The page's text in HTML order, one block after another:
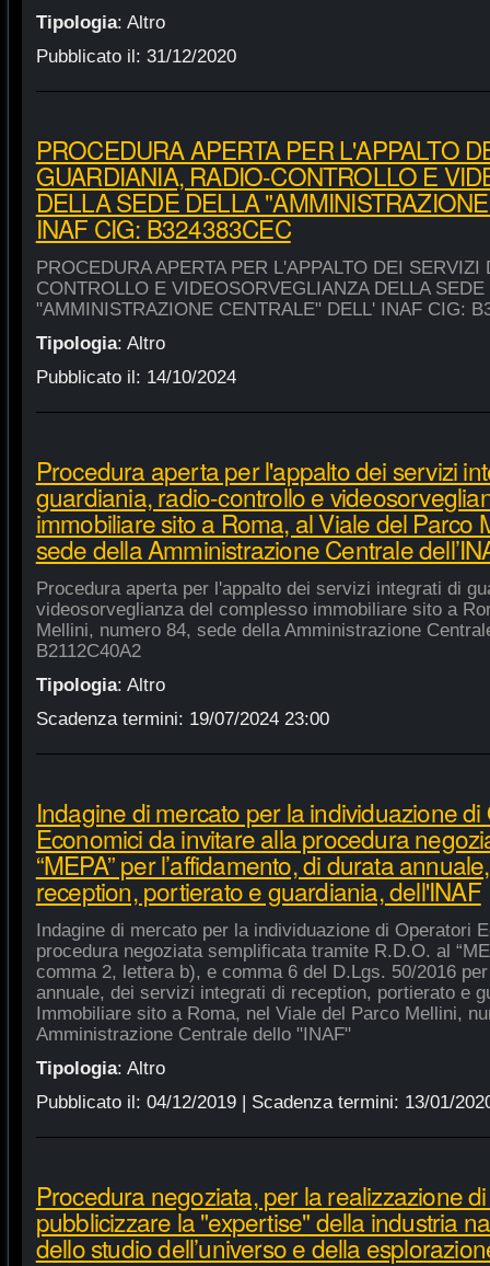
Tipologia: Altro
Pubblicato il: 31/12/2020
PROCEDURA APERTA PER L'APPALTO
GUARDIANIA, RADIO-CONTROLLO E
DELLA SEDE DELLA
INAF CIG: B324383CEC
PROCEDURA APERTA PER L'APPALTO DEI
CONTROLLO E VIDEOSORVEGLIANZA DELLA SEDE
"AMMINISTRAZIONE CENTRALE" DELL' INAF CIG:
Tipologia: Altro
Pubblicato il: 14/10/2024
Procedura aperta per l'appalto dei servizi
guardiania, radio-controllo e
immobiliare sito a Roma, al Viale del Parco
sede della Amministrazione Centrale
Procedura aperta per l'appalto dei servizi integrati di
videosorveglianza del complesso immobiliare sito a
Mellini, numero 84, sede della Amministrazione
B2112C40A2
Tipologia: Altro
Scadenza termini: 19/07/2024 23:00
Indagine di mercato per la individuazione
Economici da invitare alla procedura
“MEPA” per l’affidamento, di durata
reception, portierato e guardiania, dell'INAF
Indagine di mercato per la individuazione di Operatori
procedura negoziata semplificata tramite R.D.O. al
comma 2, lettera b), e comma 6 del D.Lgs. 50/2016
annuale, dei servizi integrati di reception, portierato e
Immobiliare sito a Roma, nel Viale del Parco Mellini,
Amministrazione Centrale dello "INAF"
Tipologia: Altro
Pubblicato il: 04/12/2019| Scadenza termini: 13/01/
Procedura negoziata, per la realizzazione
pubblicizzare la "expertise" della industria
dello studio dell’universo e della